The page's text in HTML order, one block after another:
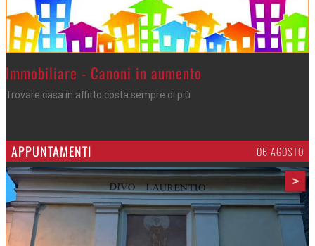
>Immobiliare - Canoni in aumento
Trovare casa in affitto costa sempre di più
APPUNTAMENTI 06 AGOSTO
>